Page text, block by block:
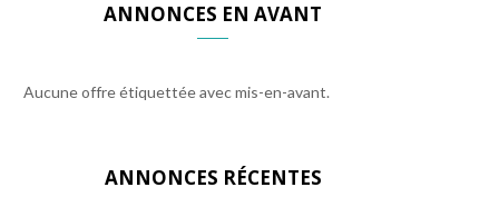
ANNONCES EN AVANT
Aucune offre étiquettée avec mis-en-avant.
ANNONCES RÉCENTES